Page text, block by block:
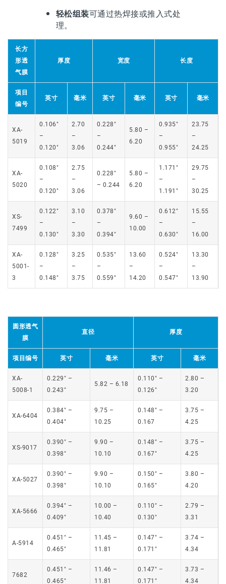
轻松组装可通过热焊接或推入式处
理。
长方
形透
气膜
厚度 宽度 长度
项目
编号
英寸 毫米 英寸 毫米 英寸 毫米
XA-
5019
0.106″
–
0.120″
2.70
–
3.06
0.228″
–
0.244″
5.80 –
6.20
0.935″
–
0.955″
23.75
–
24.25
XA-
5020
0.108″
–
0.120″
2.75
–
3.06
0.228″
– 0.244
5.80 –
6.20
1.171″
–
1.191″
29.75
–
30.25
XS-
7499
0.122″
–
0.130″
3.10
–
3.30
0.378″
–
0.394″
9.60 –
10.00
0.612″
–
0.630″
15.55
–
16.00
XA-
5001-
3
0.128″
–
0.148″
3.25
–
3.75
0.535″
–
0.559″
13.60
–
14.20
0.524″
–
0.547″
13.30
–
13.90
圆形透气
膜
直径 厚度
项目编号 英寸 毫米 英寸 毫米
XA-
5008-1
0.229″ –
0.243″
5.82 – 6.18
0.110″ –
0.126″
2.80 –
3.20
XA-6404
0.384″ –
0.404″
9.75 –
10.25
0.148″ –
0.167
3.75 –
4.25
XS-9017
0.390″ –
0.398″
9.90 –
10.10
0.148″ –
0.167″
3.75 –
4.25
XA-5027
0.390″ –
0.398″
9.90 –
10.10
0.150″ –
0.165″
3.80 –
4.20
XA-5666
0.394″ –
0.409″
10.00 –
10.40
0.110″ –
0.130″
2.79 –
3.31
A-5914
0.451″ –
0.465″
11.45 –
11.81
0.147″ –
0.171″
3.74 –
4.34
7682
0.451″ –
0.465″
11.46 –
11.81
0.147″ –
0.171″
3.73 –
4.34